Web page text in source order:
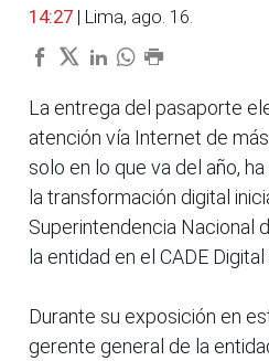
14:27 | Lima, ago. 16.
La entrega del pasaporte
atención vía Internet de
solo en lo que va del año,
la transformación digital
Superintendencia Nacional
la entidad en el CADE Digital
Durante su exposición en
gerente general de la